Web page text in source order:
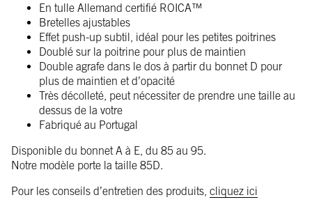
En tulle Allemand certifié ROICA™
Bretelles ajustables
Effet push-up subtil, idéal pour les petites poitrines
Doublé sur la poitrine pour plus de maintien
Double agrafe dans le dos à partir du bonnet D pour
plus de maintien et d’opacité
Très décolleté, peut nécessiter de prendre une taille au
dessus de la votre
Fabriqué au Portugal
Disponible du bonnet A à E, du 85 au 95.
Notre modèle porte la taille 85D.
Pour les conseils d’entretien des produits, cliquez ici